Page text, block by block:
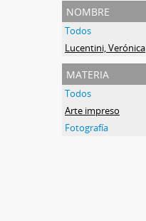
nombre
Todos
Lucentini, Verónica
materia
Todos
Arte impreso
Fotografía